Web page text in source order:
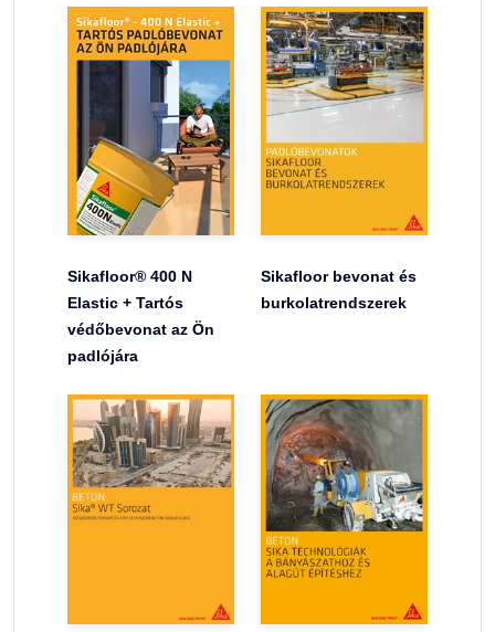
Sikafloor® 400 N
Elastic + Tartós
védőbevonat az Ön
padlójára
Sikafloor bevonat és
burkolatrendszerek